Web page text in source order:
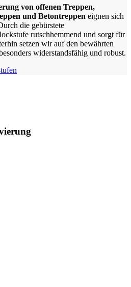
von offenen Treppen,
und Betontreppen eignen sich
die gebürstete
rutschhemmend und sorgt für
setzen wir auf den bewährten
widerstandsfähig und robust.